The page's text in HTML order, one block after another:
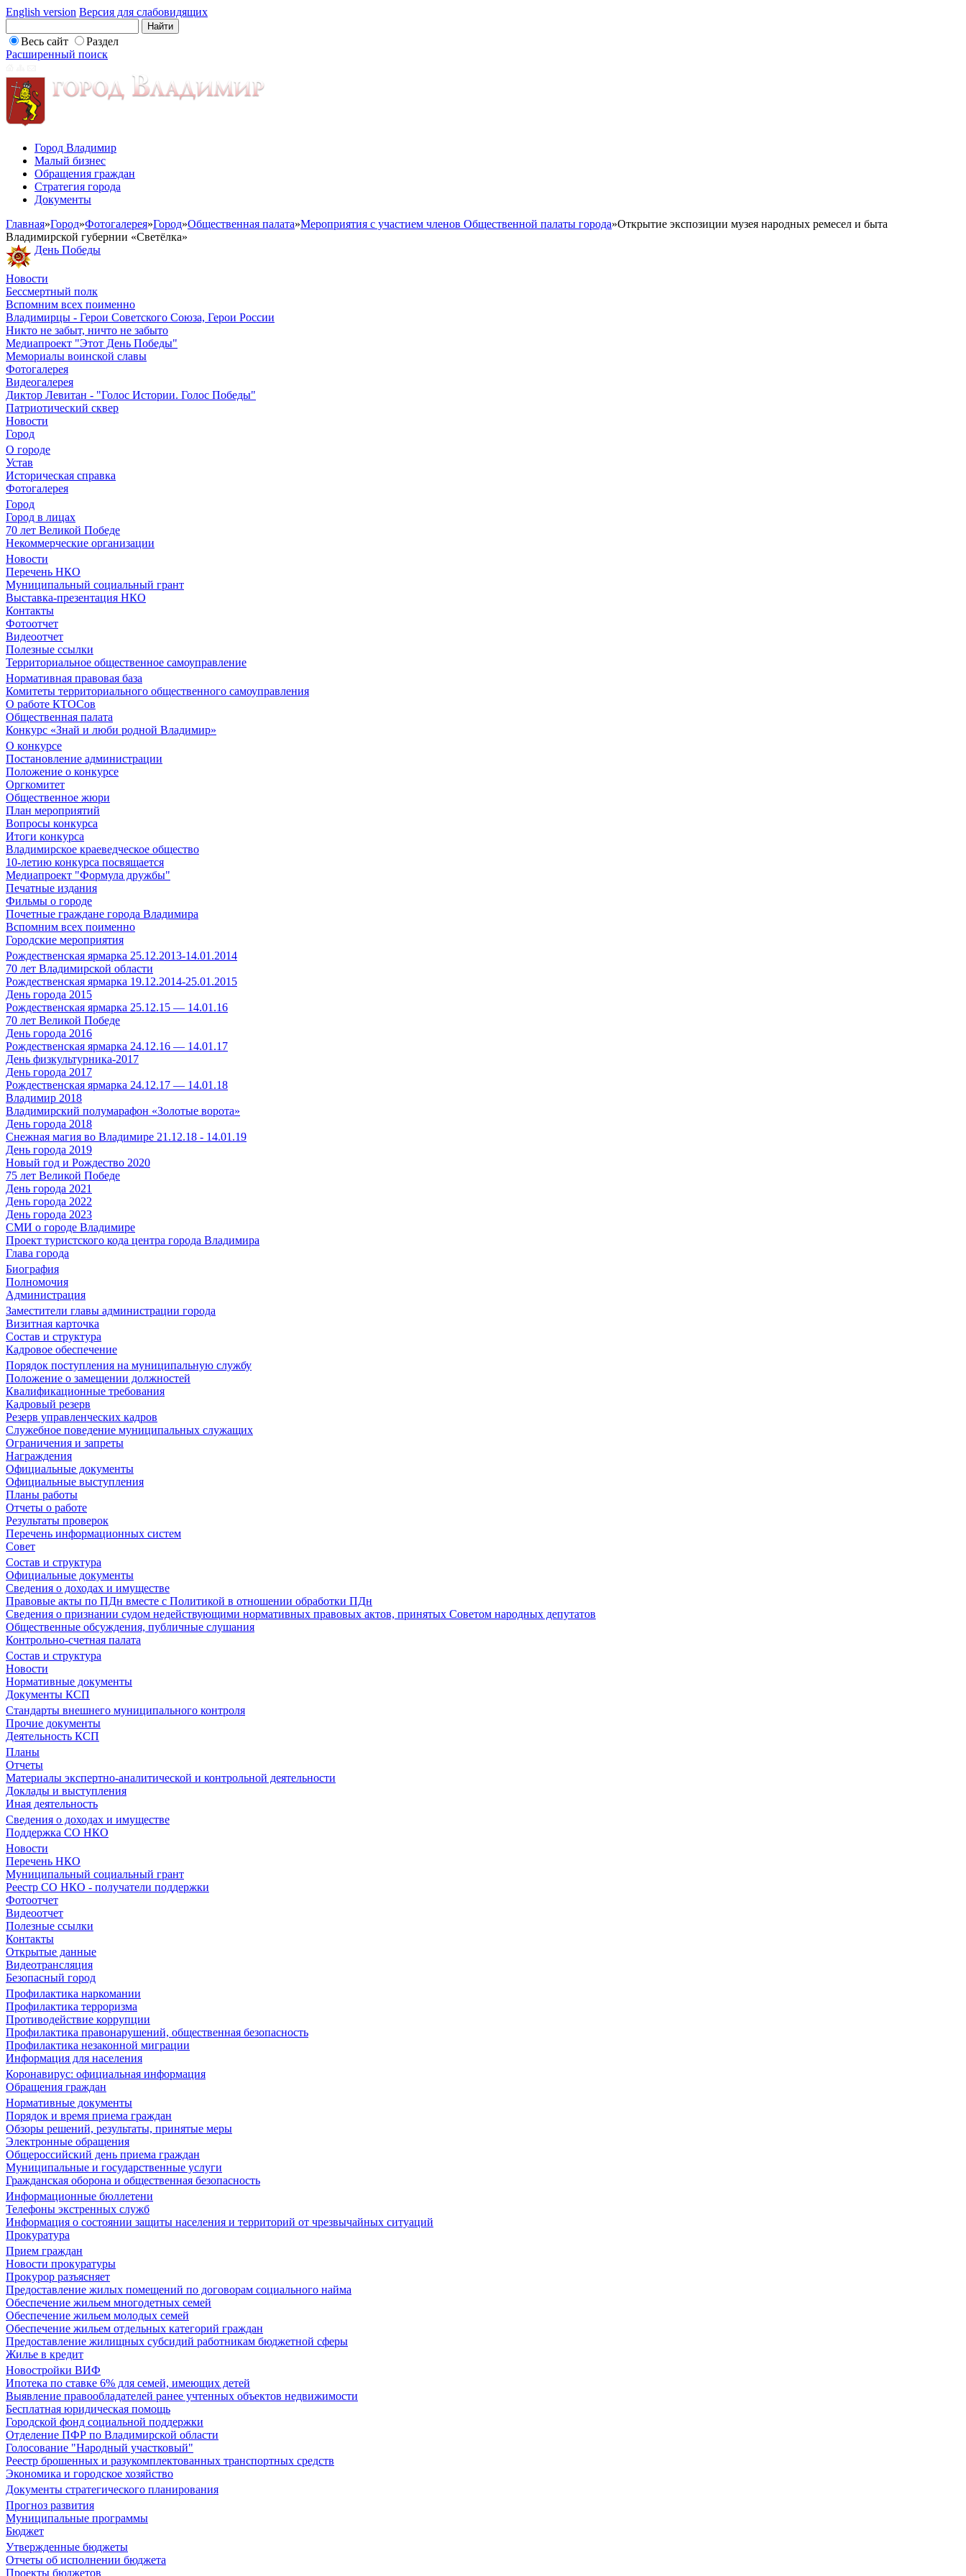
English version Версия для слабовидящих
Весь сайт
Раздел
Расширенный поиск
Город Владимир
Малый бизнес
Обращения граждан
Стратегия города
Документы
Главная»Город»Фотогалерея»Город»Общественная палата»Мероприятия с участием членов Общественной палаты города»Открытие экспозиции музея народных ремесел и быта
Владимирской губернии «Светёлка»
День Победы
Новости
Бессмертный полк
Вспомним всех поименно
Владимирцы - Герои Советского Союза, Герои России
Никто не забыт, ничто не забыто
Медиапроект "Этот День Победы"
Мемориалы воинской славы
Фотогалерея
Видеогалерея
Диктор Левитан - "Голос Истории. Голос Победы"
Патриотический сквер
Новости
Город
О городе
Устав
Историческая справка
Фотогалерея
Город
Город в лицах
70 лет Великой Победе
Некоммерческие организации
Новости
Перечень НКО
Муниципальный социальный грант
Выставка-презентация НКО
Контакты
Фотоотчет
Видеоотчет
Полезные ссылки
Территориальное общественное самоуправление
Нормативная правовая база
Комитеты территориального общественного самоуправления
О работе КТОСов
Общественная палата
Конкурс «Знай и люби родной Владимир»
О конкурсе
Постановление администрации
Положение о конкурсе
Оргкомитет
Общественное жюри
План мероприятий
Вопросы конкурса
Итоги конкурса
Владимирское краеведческое общество
10-летию конкурса посвящается
Медиапроект "Формула дружбы"
Печатные издания
Фильмы о городе
Почетные граждане города Владимира
Вспомним всех поименно
Городские мероприятия
Рождественская ярмарка 25.12.2013-14.01.2014
70 лет Владимирской области
Рождественская ярмарка 19.12.2014-25.01.2015
День города 2015
Рождественская ярмарка 25.12.15 — 14.01.16
70 лет Великой Победе
День города 2016
Рождественская ярмарка 24.12.16 — 14.01.17
День физкультурника-2017
День города 2017
Рождественская ярмарка 24.12.17 — 14.01.18
Владимир 2018
Владимирский полумарафон «Золотые ворота»
День города 2018
Снежная магия во Владимире 21.12.18 - 14.01.19
День города 2019
Новый год и Рождество 2020
75 лет Великой Победе
День города 2021
День города 2022
День города 2023
СМИ о городе Владимире
Проект туристского кода центра города Владимира
Глава города
Биография
Полномочия
Администрация
Заместители главы администрации города
Визитная карточка
Состав и структура
Кадровое обеспечение
Порядок поступления на муниципальную службу
Положение о замещении должностей
Квалификационные требования
Кадровый резерв
Резерв управленческих кадров
Служебное поведение муниципальных служащих
Ограничения и запреты
Награждения
Официальные документы
Официальные выступления
Планы работы
Отчеты о работе
Результаты проверок
Перечень информационных систем
Совет
Состав и структура
Официальные документы
Сведения о доходах и имуществе
Правовые акты по ПДн вместе с Политикой в отношении обработки ПДн
Сведения о признании судом недействующими нормативных правовых актов, принятых Советом народных депутатов
Общественные обсуждения, публичные слушания
Контрольно-счетная палата
Состав и структура
Новости
Нормативные документы
Документы КСП
Стандарты внешнего муниципального контроля
Прочие документы
Деятельность КСП
Планы
Отчеты
Материалы экспертно-аналитической и контрольной деятельности
Доклады и выступления
Иная деятельность
Сведения о доходах и имуществе
Поддержка СО НКО
Новости
Перечень НКО
Муниципальный социальный грант
Реестр СО НКО - получатели поддержки
Фотоотчет
Видеоотчет
Полезные ссылки
Контакты
Открытые данные
Видеотрансляция
Безопасный город
Профилактика наркомании
Профилактика терроризма
Противодействие коррупции
Профилактика правонарушений, общественная безопасность
Профилактика незаконной миграции
Информация для населения
Коронавирус: официальная информация
Обращения граждан
Нормативные документы
Порядок и время приема граждан
Обзоры решений, результаты, принятые меры
Электронные обращения
Общероссийский день приема граждан
Муниципальные и государственные услуги
Гражданская оборона и общественная безопасность
Информационные бюллетени
Телефоны экстренных служб
Информация о состоянии защиты населения и территорий от чрезвычайных ситуаций
Прокуратура
Прием граждан
Новости прокуратуры
Прокурор разъясняет
Предоставление жилых помещений по договорам социального найма
Обеспечение жильем многодетных семей
Обеспечение жильем молодых семей
Обеспечение жильем отдельных категорий граждан
Предоставление жилищных субсидий работникам бюджетной сферы
Жилье в кредит
Новостройки ВИФ
Ипотека по ставке 6% для семей, имеющих детей
Выявление правообладателей ранее учтенных объектов недвижимости
Бесплатная юридическая помощь
Городской фонд социальной поддержки
Отделение ПФР по Владимирской области
Голосование "Народный участковый"
Реестр брошенных и разукомплектованных транспортных средств
Экономика и городское хозяйство
Документы стратегического планирования
Прогноз развития
Муниципальные программы
Бюджет
Утвержденные бюджеты
Отчеты об исполнении бюджета
Проекты бюджетов